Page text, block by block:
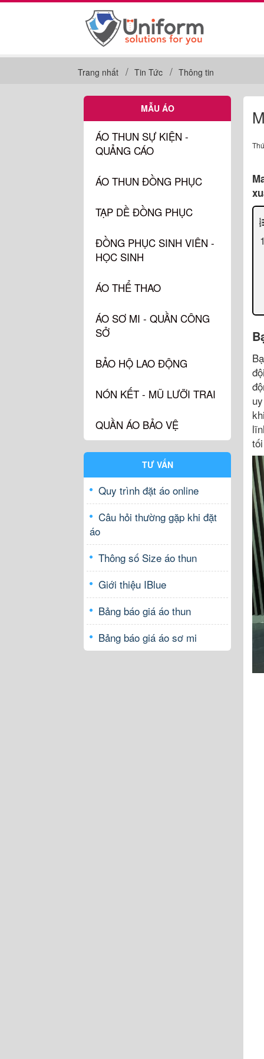
Trang nhất Tin Tức Thông tin
MẪU ÁO
ÁO THUN SỰ KIỆN -
QUẢNG CÁO
ÁO THUN ĐỒNG PHỤC
TẠP DỀ ĐỒNG PHỤC
ĐỒNG PHỤC SINH VIÊN -
HỌC SINH
ÁO THỂ THAO
ÁO SƠ MI - QUẦN CÔNG
SỞ
BẢO HỘ LAO ĐỘNG
NÓN KẾT - MŨ LƯỠI TRAI
QUẦN ÁO BẢO VỆ
TƯ VẤN
Quy trình đặt áo online
Câu hỏi thường gặp khi đặt
áo
Thông số Size áo thun
Giới thiệu IBlue
Bảng báo giá áo thun
Bảng báo giá áo sơ mi